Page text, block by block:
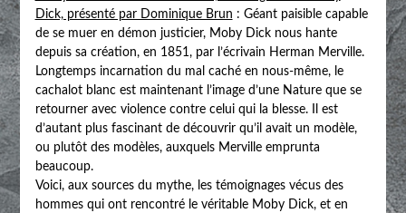
Dick, présenté par Dominique Brun : Géant paisible capable
de se muer en démon justicier, Moby Dick nous hante
depuis sa création, en 1851, par l’écrivain Herman Merville.
Longtemps incarnation du mal caché en nous-même, le
cachalot blanc est maintenant l’image d’une Nature que se
retourner avec violence contre celui qui la blesse. Il est
d’autant plus fascinant de découvrir qu’il avait un modèle,
ou plutôt des modèles, auxquels Merville emprunta
beaucoup.
Voici, aux sources du mythe, les témoignages vécus des
hommes qui ont rencontré le véritable Moby Dick, et en